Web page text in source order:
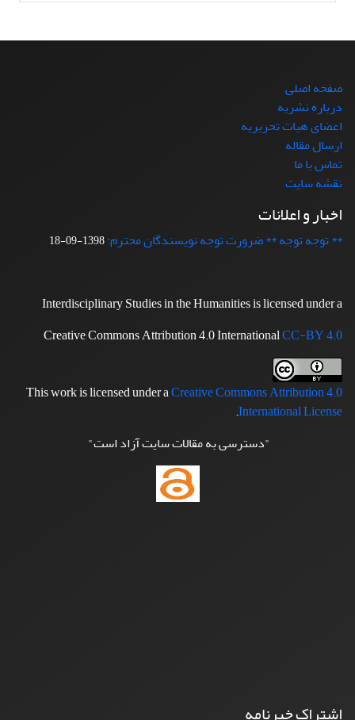
صفحه اصلی
درباره نشریه
اعضای هیات تحریریه
ارسال مقاله
تماس با ما
نقشه سایت
اخبار و اعلانات
** توجه توجه ** ضرورت توجه نویسندگان محترم:1398-09-18
Interdisciplinary Studies in the Humanities is licensed under a
Creative Commons Attribution 4.0 InternationalCC-BY 4.0
This work is licensed under aCreative Commons Attribution 4.0
International License
.
"دسترسی به مقالات سایت آزاد است"